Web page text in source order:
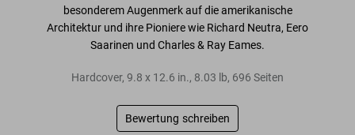
besonderem Augenmerk auf die amerikanische
Architektur und ihre Pioniere wie Richard Neutra, Eero
Saarinen und Charles & Ray Eames.
Hardcover, 9.8 x 12.6 in., 8.03 lb, 696 Seiten
Bewertung schreiben